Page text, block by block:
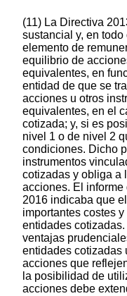
(11) La Directiva
sustancial y, en
elemento de
equilibrio de
equivalentes, en
entidad de que se
acciones u otros
equivalentes, en el
cotizada; y, si es
nivel 1 o de nivel 2
condiciones. Dicho
instrumentos
cotizadas y obliga a
acciones. El
2016 indicaba que
importantes costes
entidades
ventajas
entidades cotizadas
acciones que
la posibilidad de
acciones debe